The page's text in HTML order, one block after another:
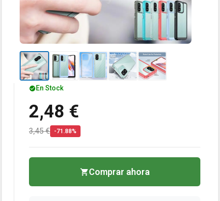
En Stock
2,48 €
3,45 € -71.88%
Comprar ahora